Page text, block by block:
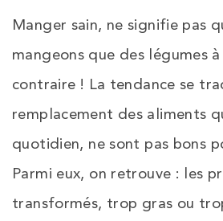
Manger sain, ne signifie pas
mangeons que des légumes
contraire ! La tendance se
remplacement des aliments
quotidien, ne sont pas bons
Parmi eux, on retrouve : les
transformés, trop gras ou